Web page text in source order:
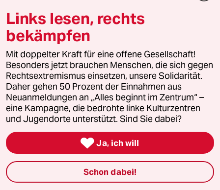
bundestalk
fernverbindung
klima update°
Mauerecho
reingehen
Links lesen, rechts
bekämpfen
Mit doppelter Kraft für eine offene Gesellschaft!
Besonders jetzt brauchen Menschen, die sich gegen
Rechtsextremismus einsetzen, unsere Solidarität.
Daher gehen 50 Prozent der Einnahmen aus
Neuanmeldungen an „Alles beginnt im Zentrum“ –
eine Kampagne, die bedrohte linke Kulturzentren
und Jugendorte unterstützt. Sind Sie dabei?
 Ja, ich will
Schon dabei!